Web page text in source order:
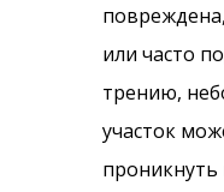
или часто
трению,
участок
проникнуть